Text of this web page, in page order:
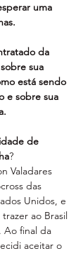
uma
da
sua
está sendo
e sobre sua
de
?
Valadares
das
Unidos, e
ao Brasil
Ao final da
aceitar o